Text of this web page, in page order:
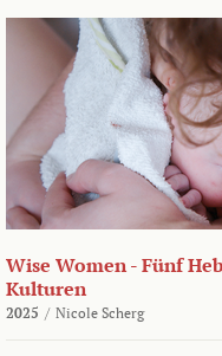
Wise Women - Fünf
Kulturen
2025 / Nicole Scherg